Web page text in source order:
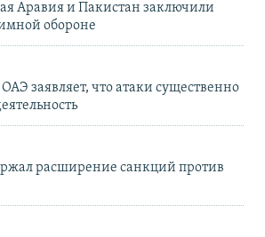
Аравия и Пакистан заключили
обороне
заявляет, что атаки существенно
расширение санкций против